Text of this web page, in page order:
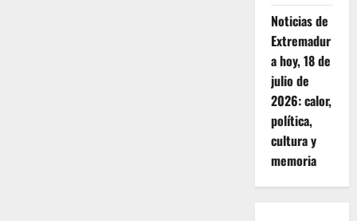
Noticias de
Extremadur
a hoy, 18 de
julio de
2026: calor,
política,
cultura y
memoria